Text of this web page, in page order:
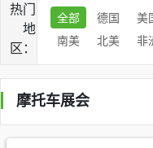
热门
地
区：
全部 德国 美
南美
北美 非
摩托车展会